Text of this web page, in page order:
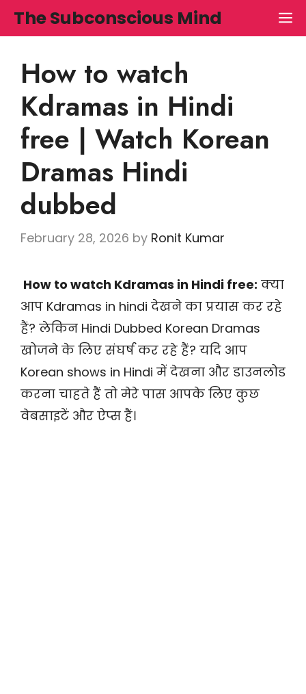
Skip
to
The Subconscious Mind
How to watch
Kdramas in Hindi
free | Watch Korean
Dramas Hindi
dubbed
February 28, 2026 by Ronit Kumar
How to watch Kdramas in Hindi free: क्या
आप Kdramas in hindi देखने का प्रयास कर रहे
हैं? लेकिन Hindi Dubbed Korean Dramas
खोजने के लिए संघर्ष कर रहे हैं? यदि आप
Korean shows in Hindi में देखना और डाउनलोड
करना चाहते हैं तो मेरे पास आपके लिए कुछ
वेबसाइटें और ऐप्स हैं।